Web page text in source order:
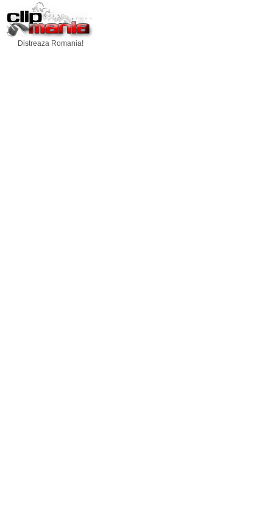
Distreaza Romania!